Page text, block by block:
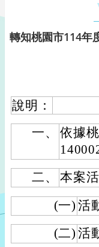
轉知桃園市114年
說明：
一、
依據
二、
本案
(一) 活
(二) 活